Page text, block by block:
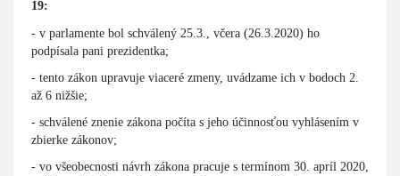
19:
- v parlamente bol schválený 25.3., včera (26.3.2020) ho
podpísala pani prezidentka;
- tento zákon upravuje viaceré zmeny, uvádzame ich v bodoch 2.
až 6 nižšie;
- schválené znenie zákona počíta s jeho účinnosťou vyhlásením v
zbierke zákonov;
- vo všeobecnosti návrh zákona pracuje s termínom 30. apríl 2020,